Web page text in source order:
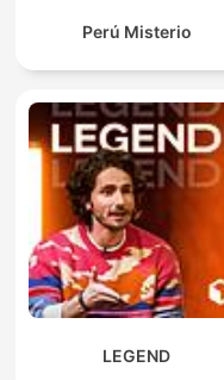
Perú Misterio
LEGEND